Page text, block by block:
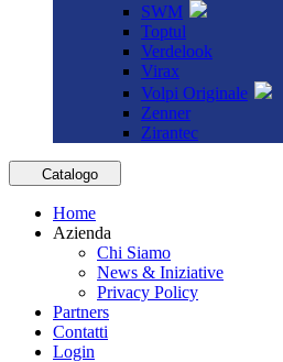
SWM
Toptul
Verdelook
Virax
Volpi Originale
Zenner
Zirantec
Catalogo
Home
Azienda
Chi Siamo
News & Iniziative
Privacy Policy
Partners
Contatti
Login